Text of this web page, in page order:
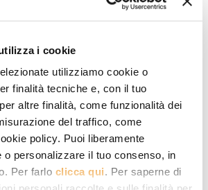
i cookie
utilizziamo cookie o
finalità tecniche e, con il tuo
altre finalità, come funzionalità dei
del traffico, come
policy. Puoi liberamente
o personalizzare il tuo consenso, in
Per farlo clicca qui. Per saperne di
chiites, interdites et
s’installe en Irak entre le
et le mouvement
Khomeyniavait
sa conception du
depuis Najaf. À sa
figure de l’islamisme